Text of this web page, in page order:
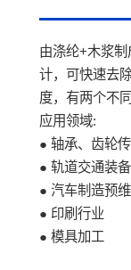
由涤纶+木浆
计，可快速去
度，有两个不
应用领域:
● 轴承、齿轮
● 轨道交通装
● 汽车制造预
● 印刷行业
● 模具加工